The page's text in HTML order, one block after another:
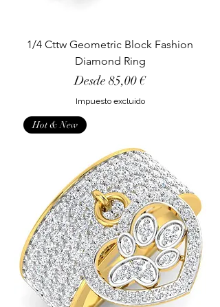
1/4 Cttw Geometric Block Fashion
Diamond Ring
Desde 85,00 €
Precio de oferta
Impuesto excluido
Hot & New